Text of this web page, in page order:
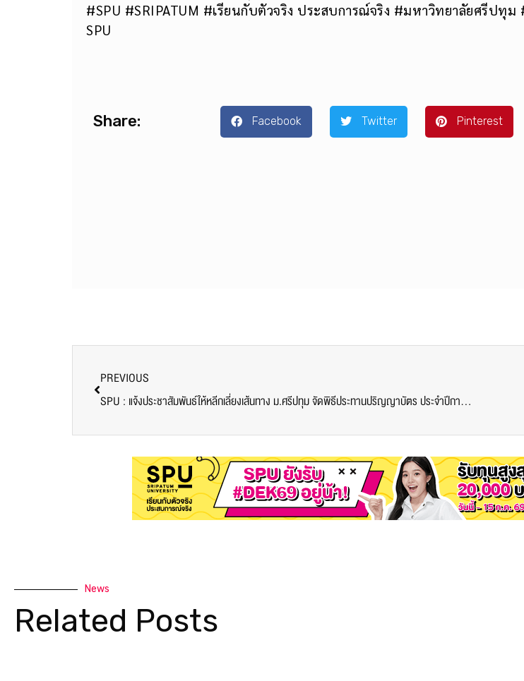
#SPU #SRIPATUM #เรียนกับตัวจริง ประสบการณ์จริง #มหาวิทยาลัยศรีปทุม
SPU
Share: Facebook Twitter Pinterest
PREVIOUS
SPU : แจ้งประชาสัมพันธ์ให้หลีกเลี่ยงเส้นทาง ม.ศรีปทุม จัดพิธีประทานปริญญาบัตร ประจำปีการศึกษา 2558
News
Related Posts